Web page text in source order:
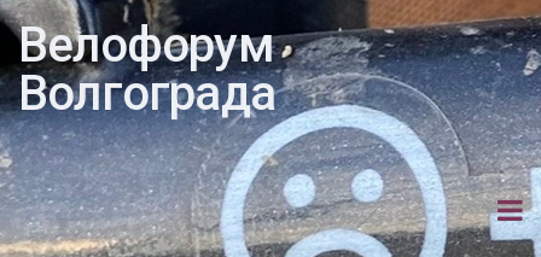
Велофорум
Волгограда